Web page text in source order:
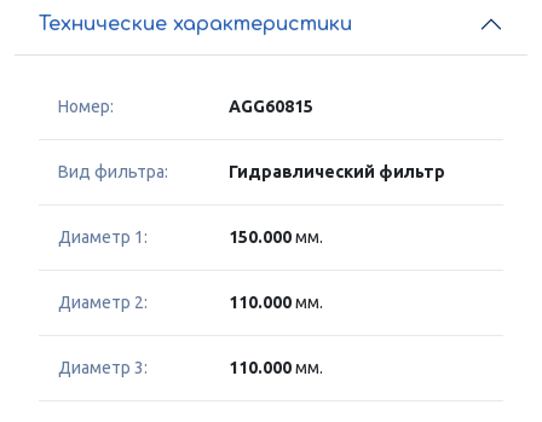
Технические характеристики
Номер: AGG60815
Вид фильтра: Гидравлический фильтр
Диаметр 1: 150.000мм.
Диаметр 2: 110.000мм.
Диаметр 3: 110.000мм.